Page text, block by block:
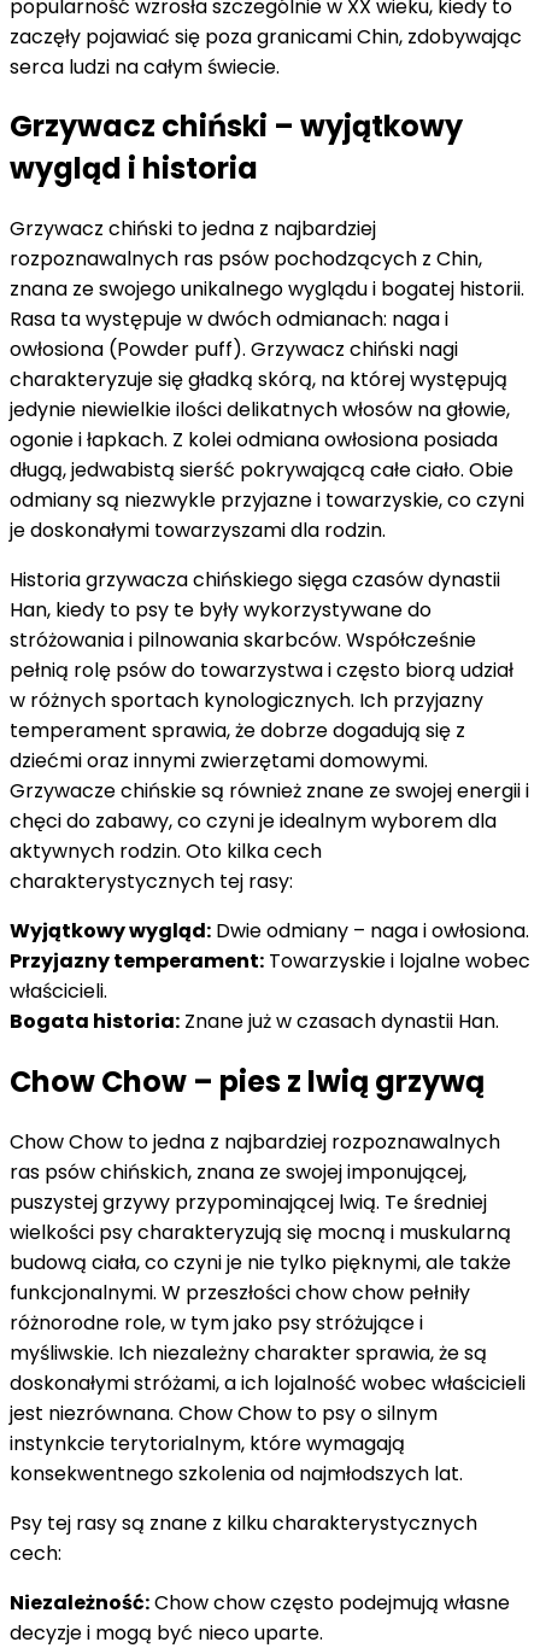
popularność wzrosła szczególnie w XX wieku, kiedy to
zaczęły pojawiać się poza granicami Chin, zdobywając
serca ludzi na całym świecie.
Grzywacz chiński – wyjątkowy
wygląd i historia
Grzywacz chiński to jedna z najbardziej
rozpoznawalnych ras psów pochodzących z Chin,
znana ze swojego unikalnego wyglądu i bogatej historii.
Rasa ta występuje w dwóch odmianach: naga i
owłosiona (Powder puff). Grzywacz chiński nagi
charakteryzuje się gładką skórą, na której występują
jedynie niewielkie ilości delikatnych włosów na głowie,
ogonie i łapkach. Z kolei odmiana owłosiona posiada
długą, jedwabistą sierść pokrywającą całe ciało. Obie
odmiany są niezwykle przyjazne i towarzyskie, co czyni
je doskonałymi towarzyszami dla rodzin.
Historia grzywacza chińskiego sięga czasów dynastii
Han, kiedy to psy te były wykorzystywane do
stróżowania i pilnowania skarbców. Współcześnie
pełnią rolę psów do towarzystwa i często biorą udział
w różnych sportach kynologicznych. Ich przyjazny
temperament sprawia, że dobrze dogadują się z
dziećmi oraz innymi zwierzętami domowymi.
Grzywacze chińskie są również znane ze swojej energii i
chęci do zabawy, co czyni je idealnym wyborem dla
aktywnych rodzin. Oto kilka cech
charakterystycznych tej rasy:
Wyjątkowy wygląd: Dwie odmiany – naga i owłosiona.
Przyjazny temperament: Towarzyskie i lojalne wobec
właścicieli.
Bogata historia: Znane już w czasach dynastii Han.
Chow Chow – pies z lwią grzywą
Chow Chow to jedna z najbardziej rozpoznawalnych
ras psów chińskich, znana ze swojej imponującej,
puszystej grzywy przypominającej lwią. Te średniej
wielkości psy charakteryzują się mocną i muskularną
budową ciała, co czyni je nie tylko pięknymi, ale także
funkcjonalnymi. W przeszłości chow chow pełniły
różnorodne role, w tym jako psy stróżujące i
myśliwskie. Ich niezależny charakter sprawia, że są
doskonałymi stróżami, a ich lojalność wobec właścicieli
jest niezrównana. Chow Chow to psy o silnym
instynkcie terytorialnym, które wymagają
konsekwentnego szkolenia od najmłodszych lat.
Psy tej rasy są znane z kilku charakterystycznych
cech:
Niezależność:Chow chow często podejmują własne
decyzje i mogą być nieco uparte.